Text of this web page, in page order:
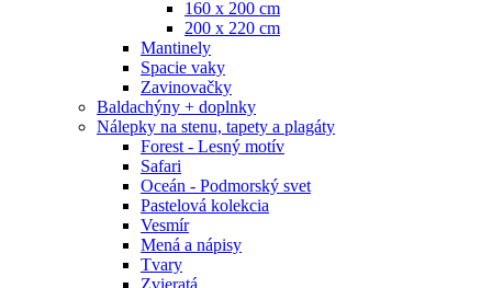
160 x 200 cm
200 x 220 cm
Mantinely
Spacie vaky
Zavinovačky
Baldachýny + doplnky
Nálepky na stenu, tapety a plagáty
Forest - Lesný motív
Safari
Oceán - Podmorský svet
Pastelová kolekcia
Vesmír
Mená a nápisy
Tvary
Zvieratá